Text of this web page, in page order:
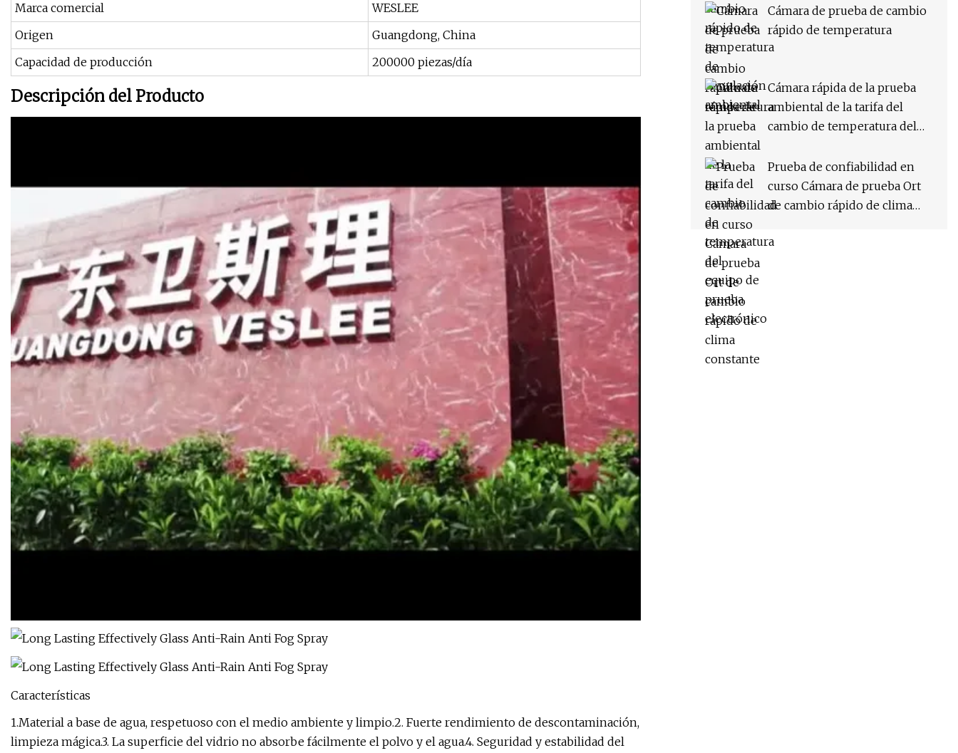
Marca comercial
WESLEE
Origen
Guangdong, China
Capacidad de producción
200000 piezas/día
Descripción del Producto
Características
1.Material a base de agua, respetuoso con el medio ambiente y limpio.2. Fuerte rendimiento de descontaminación,
limpieza mágica.3. La superficie del vidrio no absorbe fácilmente el polvo y el agua.4. Seguridad y estabilidad del
Cámara de prueba de cambio
rápido de temperatura
Cámara rápida de la prueba
ambiental de la tarifa del
cambio de temperatura del
Prueba de confiabilidad en
curso Cámara de prueba Ort
de cambio rápido de clima